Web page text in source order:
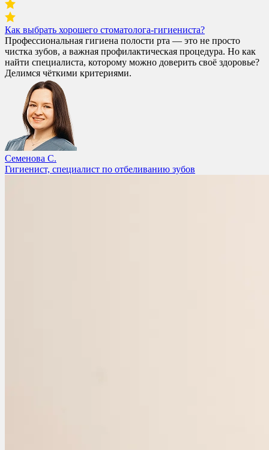
Как выбрать хорошего стоматолога-гигиениста?
Профессиональная гигиена полости рта — это не просто
чистка зубов, а важная профилактическая процедура. Но как
найти специалиста, которому можно доверить своё здоровье?
Делимся чёткими критериями.
Семенова С.
Гигиенист, специалист по отбеливанию зубов